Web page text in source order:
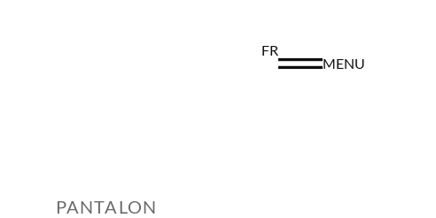
FR
MENU
PANTALON